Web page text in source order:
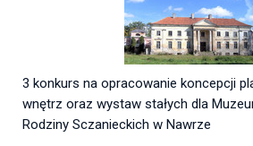
3 konkurs na opracowanie koncepcji
wnętrz oraz wystaw stałych dla
Rodziny Sczanieckich w Nawrze